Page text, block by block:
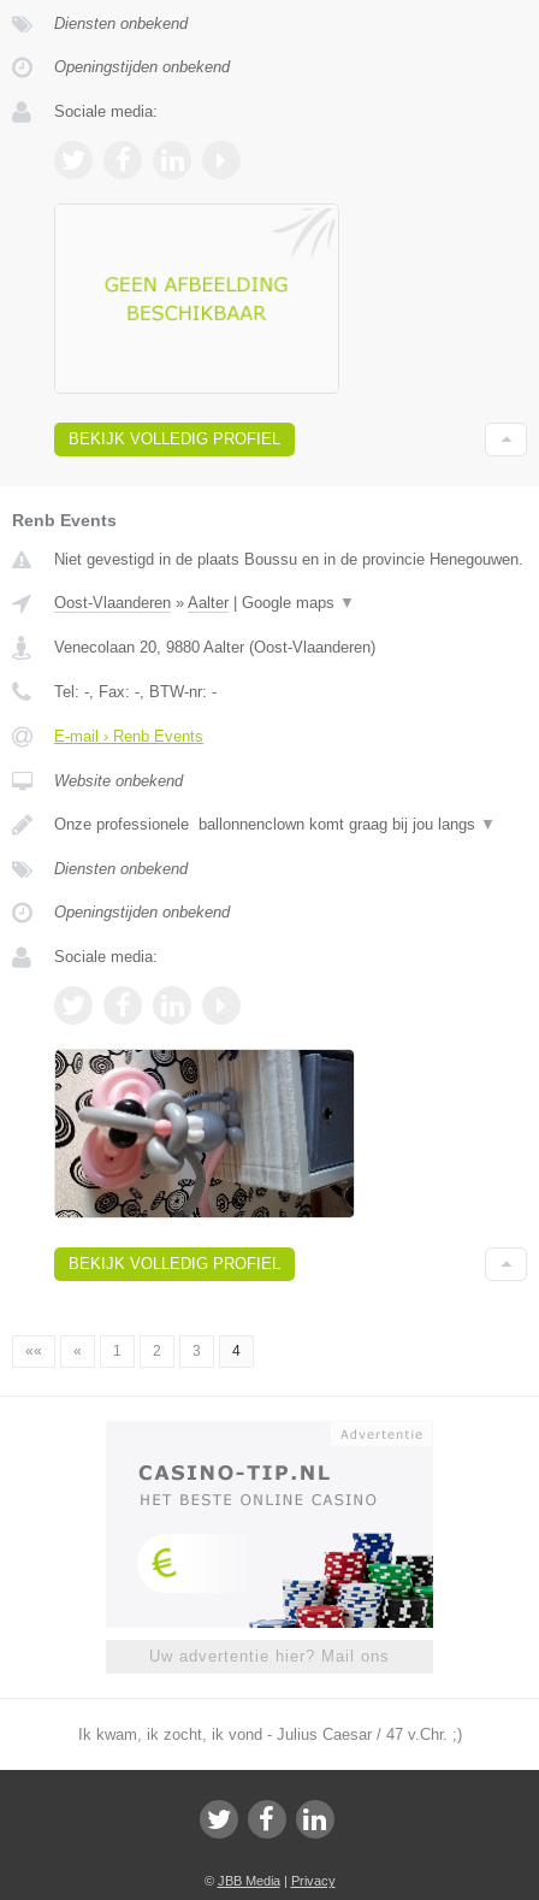
Diensten onbekend
Openingstijden onbekend
Sociale media:
BEKIJK VOLLEDIG PROFIEL
Renb Events
Niet gevestigd in de plaats Boussu en in de provincie Henegouwen.
Oost-Vlaanderen » Aalter Google maps ▼
Venecolaan 20, 9880 Aalter (Oost-Vlaanderen)
Tel: -, Fax: -, BTW-nr: -
E-mail › Renb Events
Website onbekend
Onze professionele ballonnenclown komt graag bij jou langs ▼
Diensten onbekend
Openingstijden onbekend
Sociale media:
BEKIJK VOLLEDIG PROFIEL
«« « 1 2 3 4
Uw advertentie hier? Mail ons
Ik kwam, ik zocht, ik vond - Julius Caesar / 47 v.Chr. ;)
© JBB Media| Privacy